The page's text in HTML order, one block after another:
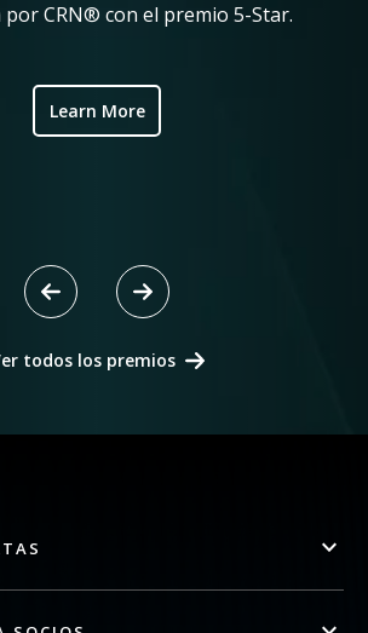
por CRN® con el premio 5-Star.
Learn More
todos los premios